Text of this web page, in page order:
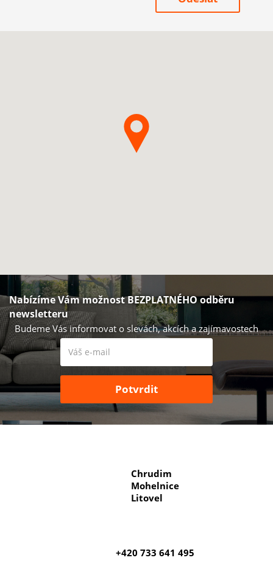
Nabízíme Vám možnost BEZPLATNÉHO odběru
newsletteru
Budeme Vás informovat o slevách, akcích a zajímavostech
Chrudim
Mohelnice
Litovel
+420 733 641 495